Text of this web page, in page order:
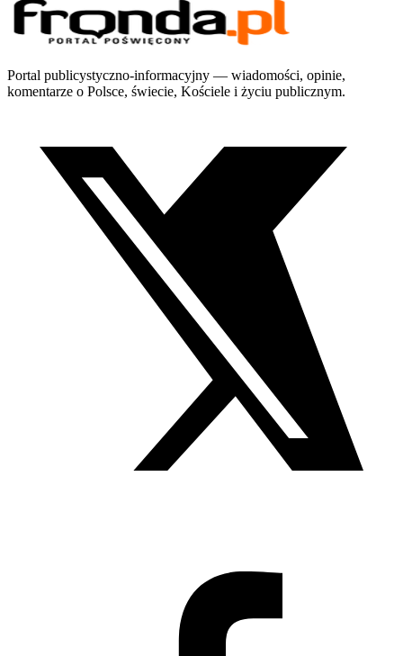
Portal publicystyczno-informacyjny — wiadomości, opinie,
komentarze o Polsce, świecie, Kościele i życiu publicznym.